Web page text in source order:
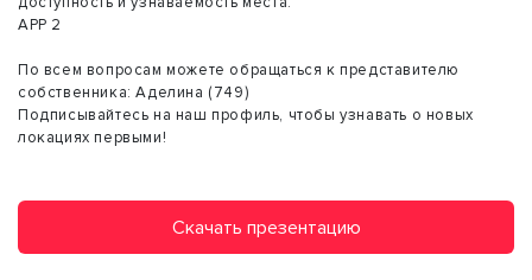
АРР 2
По всем вопросам можете обращаться к представителю
собственника: Аделина (749)
Подписывайтесь на наш профиль, чтобы узнавать о новых
локациях первыми!
Скачать презентацию